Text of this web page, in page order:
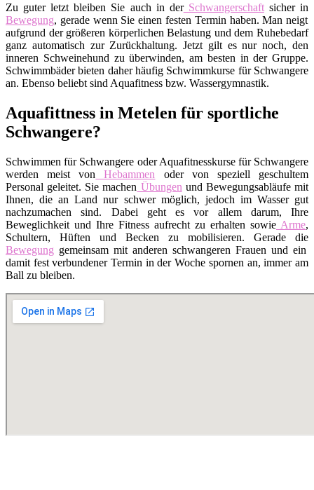
Zu guter letzt bleiben Sie auch in derSchwangerschaftsicher in
Bewegung, gerade wenn Sie einen festen Termin haben. Man neigt
aufgrund der größeren körperlichen Belastung und dem Ruhebedarf
ganz automatisch zur Zurückhaltung. Jetzt gilt es nur noch, den
inneren Schweinehund zu überwinden, am besten in der Gruppe.
Schwimmbäder bieten daher häufig Schwimmkurse für Schwangere
an. Ebenso beliebt sind Aquafitness bzw. Wassergymnastik.
Aquafittness in Metelen für sportliche
Schwangere?
Schwimmen für Schwangere oder Aquafitnesskurse für Schwangere
werden meist von Hebammen oder von speziell geschultem
Personal geleitet. Sie machen Übungen und Bewegungsabläufe mit
Ihnen, die an Land nur schwer möglich, jedoch im Wasser gut
nachzumachen sind. Dabei geht es vor allem darum, Ihre
Beweglichkeit und Ihre Fitness aufrecht zu erhalten sowie Arme,
Schultern, Hüften und Becken zu mobilisieren. Gerade die
Bewegung gemeinsam mit anderen schwangeren Frauen und ein
damit fest verbundener Termin in der Woche spornen an, immer am
Ball zu bleiben.